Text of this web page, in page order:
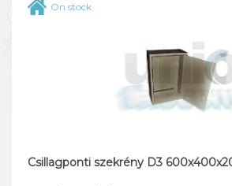
On stock
Csillagponti szekrény D3